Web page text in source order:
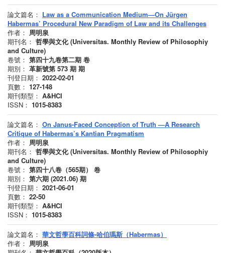
論文篇名： Law as a Communication Medium—On Jürgen
Habermas’ Procedural New Paradigm of Law and its Challenges
作者： 周明泉
期刊名： 哲學與文化 (Universitas. Monthly Review of Philosophiy
and Culture)
卷號： 第四十九卷第二期 卷
期別： 革新號第 573 期 期
刊登日期： 2022-02-01
頁數： 127-148
期刊類型： A&HCI
ISSN： 1015-8383
論文篇名： On Janus-Faced Conception of Truth —A Research
Critique of Habermas’s Kantian Pragmatism
作者： 周明泉
期刊名： 哲學與文化 (Universitas. Monthly Review of Philosophiy
and Culture)
卷號： 第四十八卷（565期）
卷
期別： 第六期 (2021.06) 期
刊登日期： 2021-06-01
頁數： 22-50
期刊類型： A&HCI
ISSN： 1015-8383
論文篇名： 華文哲學百科詞條-哈伯瑪斯（Habermas）
作者： 周明泉